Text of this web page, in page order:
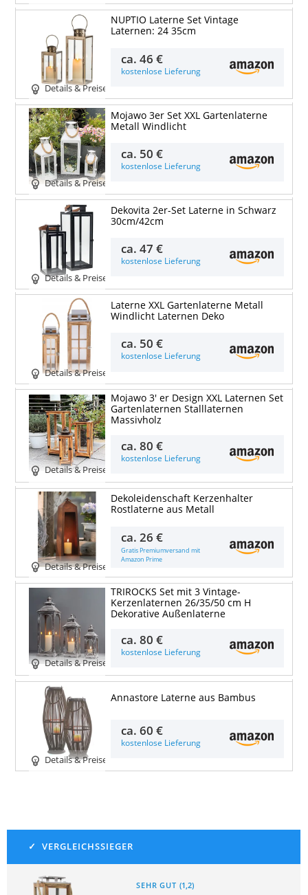
Details & Preise
NUPTIO Laterne Set Vintage
Laternen: 24 35cm
ca.46 €
kostenlose Lieferung
Details & Preise
Mojawo 3er Set XXL Gartenlaterne
Metall Windlicht
ca. 50 €
kostenlose Lieferung
Details & Preise
Dekovita 2er-Set Laterne in Schwarz
30cm/42cm
ca.47 €
kostenlose Lieferung
Details & Preise
Laterne XXL Gartenlaterne Metall
Windlicht Laternen Deko
ca. 50 €
kostenlose Lieferung
Details & Preise
Mojawo 3' er Design XXL Laternen Set
Gartenlaternen Stalllaternen
Massivholz
ca.80 €
kostenlose Lieferung
Details & Preise
Dekoleidenschaft Kerzenhalter
Rostlaterne aus Metall
ca.26 €
Gratis Premiumversand mit
Amazon Prime
Details & Preise
TRIROCKS Set mit 3 Vintage-
Kerzenlaternen 26/35/50 cm H
Dekorative Außenlaterne
ca.80 €
kostenlose Lieferung
Details & Preise
Annastore Laterne aus Bambus
ca.60 €
kostenlose Lieferung
SEHR GUT (1,2)